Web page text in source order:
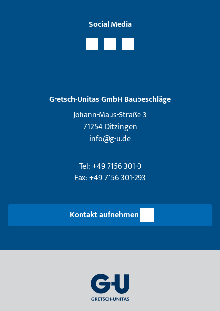
Social Media
Gretsch­-Unitas GmbH Baubeschläge
Johann-Maus-Straße 3
71254 Ditzingen
info@g-u.de
Tel: +49 7156 301-0
Fax: +49 7156 301-293
Kontakt aufnehmen